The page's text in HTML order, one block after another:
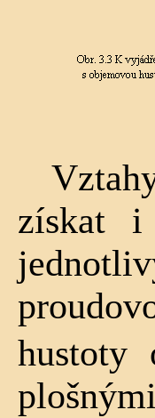
získat i
hustoty